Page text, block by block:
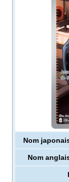
Nom
Nom